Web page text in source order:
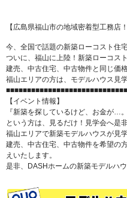
【広島県福山市の地域密着型工務店
今、全国で話題の新築ローコスト住
ついに、福山に上陸！新築ローコ
建売、中古住宅、中古物件と同じ価
福山エリアの方は、モデルハウス見
【イベント情報】
『新築を探しているけど、お金が…。
という方は、見るだけ！見学会へ是
福山エリアで新築モデルハウスが見学
建売、中古住宅、中古物件を希望の
えいたします。
是非、DASHホームの新築モデルハ